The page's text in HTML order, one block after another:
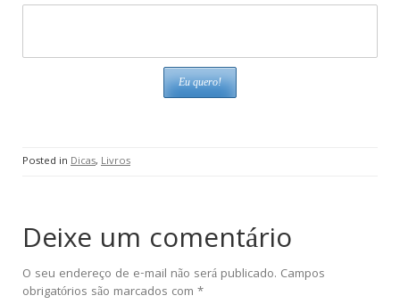
Posted in Dicas, Livros
Deixe um comentário
O seu endereço de e-mail não será publicado. Campos
obrigatórios são marcados com *